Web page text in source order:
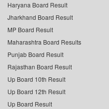
Haryana Board Result
Jharkhand Board Result
MP Board Result
Maharashtra Board Results
Punjab Board Result
Rajasthan Board Result
Up Board 10th Result
Up Board 12th Result
Up Board Result